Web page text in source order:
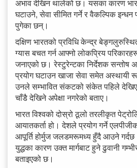
अभाव देखिन थालेको छ। यसका कारण
घटाउने, सेवा सीमित गर्ने र वैकल्पिक इन्धन
पुगेका छन्।
दक्षिण भारतको प्रविधि केन्द्र
ग्यास बचत गर्न आफ्नो लोकप्रिय
जनाएको छ। रेस्टुरेन्टका निर्देशक सन्तोष
प्रयोग घटाउन खाजा सेवा समेत अस्थायी
उनले सम्भावित संकटको संकेत पहिले
चाँडै देखिने अपेक्षा नगरेको बताए।
भारत विश्वको दोस्रो ठूलो तरलीकृत
आयातकर्ता हो। देशले प्रयोग गर्ने
आपूर्ति होर्मुज जलडमरूमध्य हुँदै आउने
युद्धका कारण उक्त मार्गबाट हुने ढुवानी
बताइएको छ।